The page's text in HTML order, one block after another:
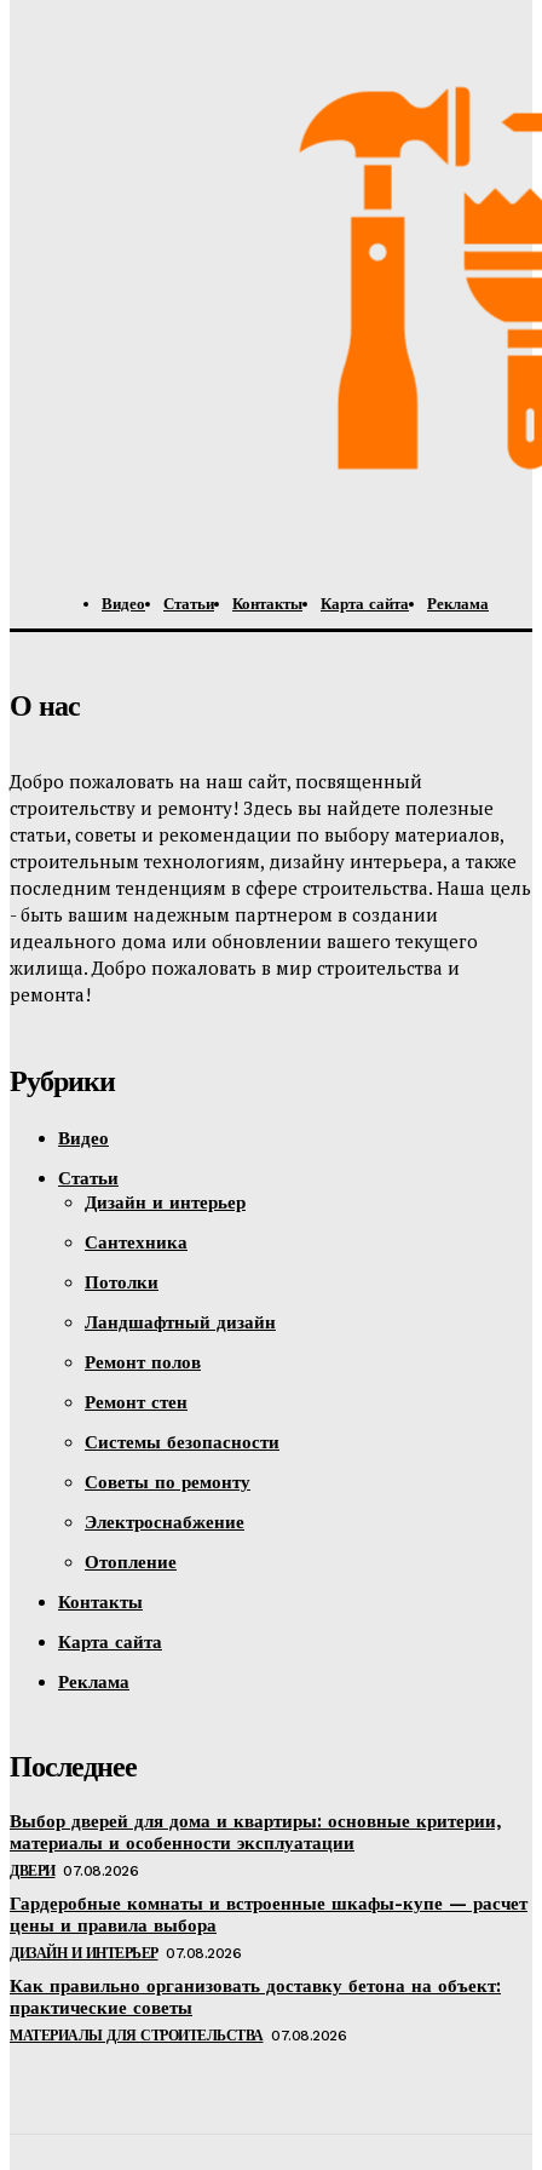
Видео Статьи Контакты Карта сайта Реклама
О нас
Добро пожаловать на наш сайт, посвященный
строительству и ремонту! Здесь вы найдете полезные
статьи, советы и рекомендации по выбору материалов,
строительным технологиям, дизайну интерьера, а также
последним тенденциям в сфере строительства. Наша цель
- быть вашим надежным партнером в создании
идеального дома или обновлении вашего текущего
жилища. Добро пожаловать в мир строительства и
ремонта!
Рубрики
Видео
Статьи
Дизайн и интерьер
Сантехника
Потолки
Ландшафтный дизайн
Ремонт полов
Ремонт стен
Системы безопасности
Советы по ремонту
Электроснабжение
Отопление
Контакты
Карта сайта
Реклама
Последнее
Выбор дверей для дома и квартиры: основные критерии,
материалы и особенности эксплуатации
ДВЕРИ 07.08.2026
Гардеробные комнаты и встроенные шкафы-купе — расчет
цены и правила выбора
ДИЗАЙН И ИНТЕРЬЕР 07.08.2026
Как правильно организовать доставку бетона на объект:
практические советы
МАТЕРИАЛЫ ДЛЯ СТРОИТЕЛЬСТВА 07.08.2026